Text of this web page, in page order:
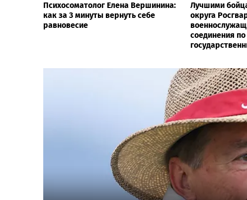
Психосоматолог Елена Вершинина:
как за 3 минуты вернуть себе
равновесие
Лучшими
округа
соединения